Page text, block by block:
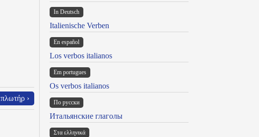
πλωτήρ ›
In Deutsch
Italienische Verben
En español
Los verbos italianos
Em portugues
Os verbos italianos
По русски
Итальянские глаголы
Στα ελληνικά